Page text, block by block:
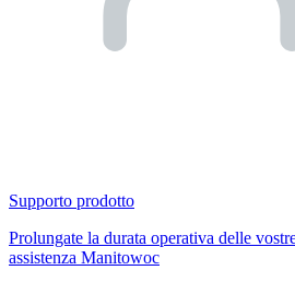
Supporto prodotto
Prolungate la durata operativa delle
assistenza Manitowoc